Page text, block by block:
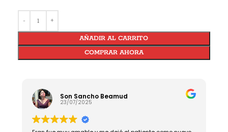
Son Sancho Beamud
23/07/2025
AÑADIR AL CARRITO
COMPRAR AHORA